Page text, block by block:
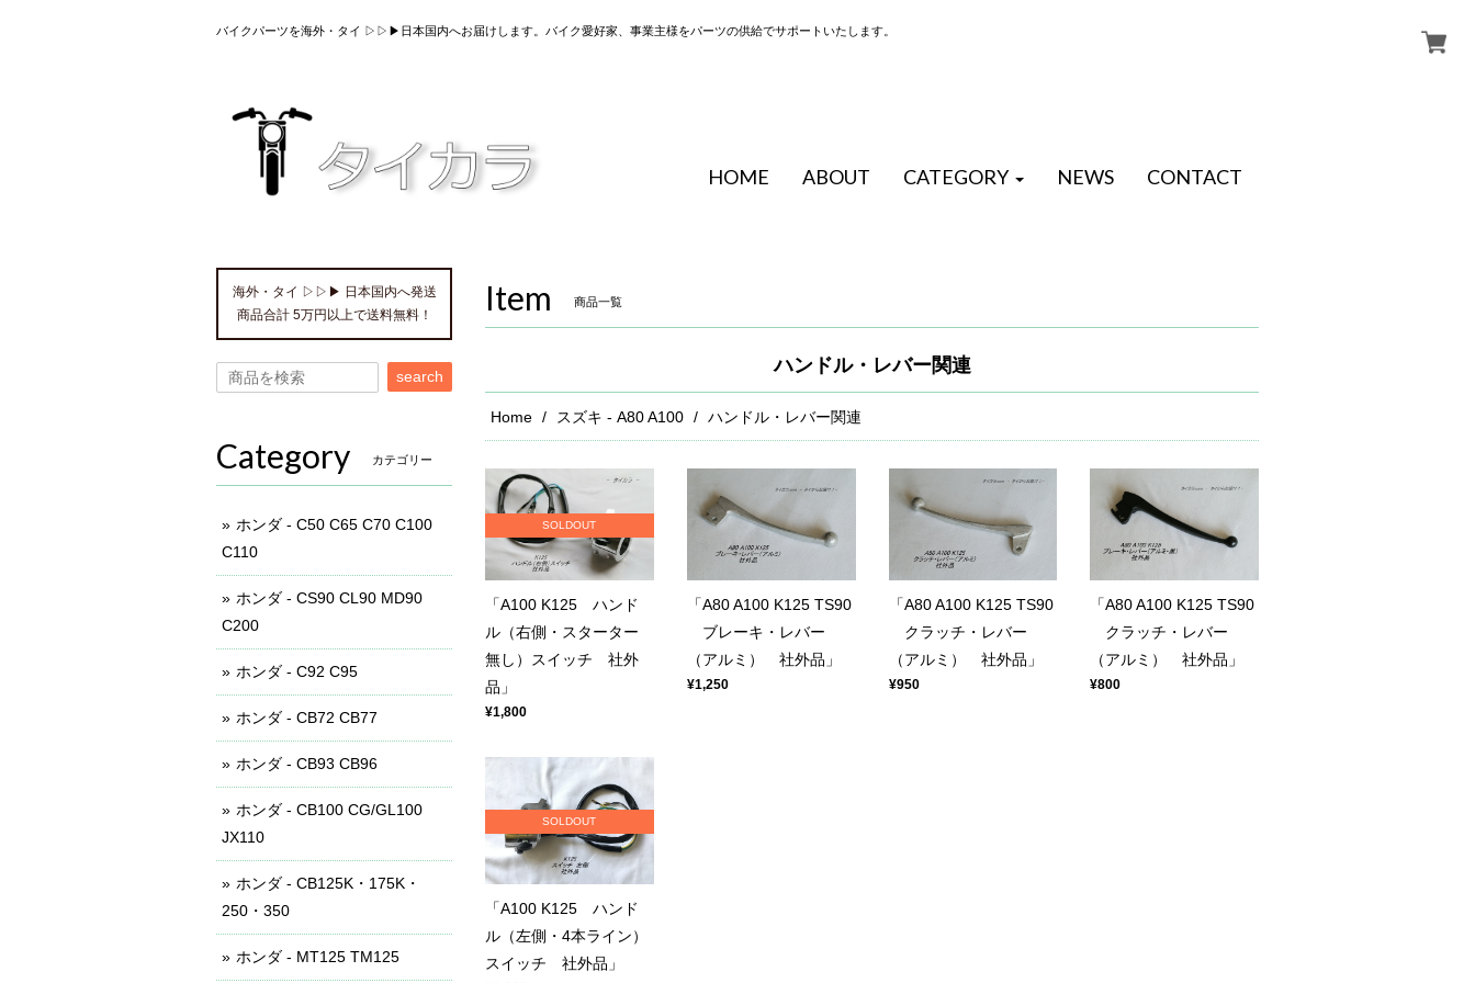
バイクパーツを海外・タイ ▷▷▶日本国内へお届けします。バイク愛好家、事業主様をパーツの供給でサポートいたします。
HOME ABOUT CATEGORY NEWS CONTACT
Item 商品一覧
ハンドル・レバー関連
Home スズキ - A80 A100 ハンドル・レバー関連
SOLDOUT
「A100 K125 ハンド
ル（右側・スターター
無し）スイッチ 社外
品」
¥1,800
「A80 A100 K125 TS90
ブレーキ・レバー
（アルミ） 社外品」
¥1,250
「A80 A100 K125 TS90
クラッチ・レバー
（アルミ） 社外品」
¥950
「A80 A100 K125 TS90
クラッチ・レバー
（アルミ） 社外品」
¥800
SOLDOUT
「A100 K125 ハンド
ル（左側・4本ライン）
スイッチ 社外品」
海外・タイ ▷▷▶ 日本国内へ発送
商品合計 5万円以上で送料無料！
search
Category カテゴリー
ホンダ - C50 C65 C70 C100
C110
ホンダ - CS90 CL90 MD90
C200
ホンダ - C92 C95
ホンダ - CB72 CB77
ホンダ - CB93 CB96
ホンダ - CB100 CG/GL100
JX110
ホンダ - CB125K・175K・
250・350
ホンダ - MT125 TM125